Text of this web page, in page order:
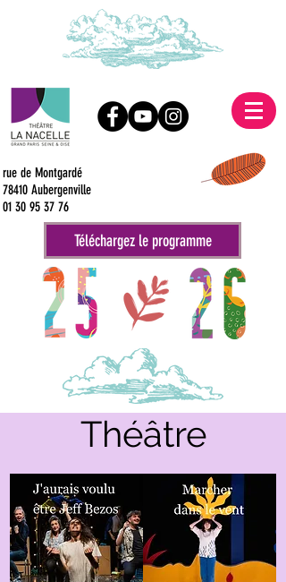
rue de Montgardé
78410 Aubergenville
01 30 95 37 76
Téléchargez le programme
Théâtre